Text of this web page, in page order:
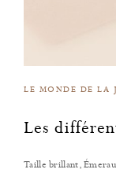
LE MONDE DE LA
Les
Taille brillant,